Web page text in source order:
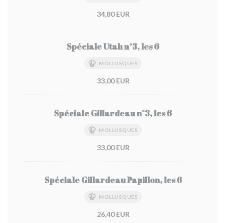
34,80 EUR
Spéciale Utah n°3, les 6
MOLLUSQUES
33,00 EUR
Spéciale Gillardeau n°3, les 6
MOLLUSQUES
33,00 EUR
Spéciale Gillardeau Papillon, les 6
MOLLUSQUES
26,40 EUR